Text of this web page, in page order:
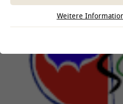
Weitere